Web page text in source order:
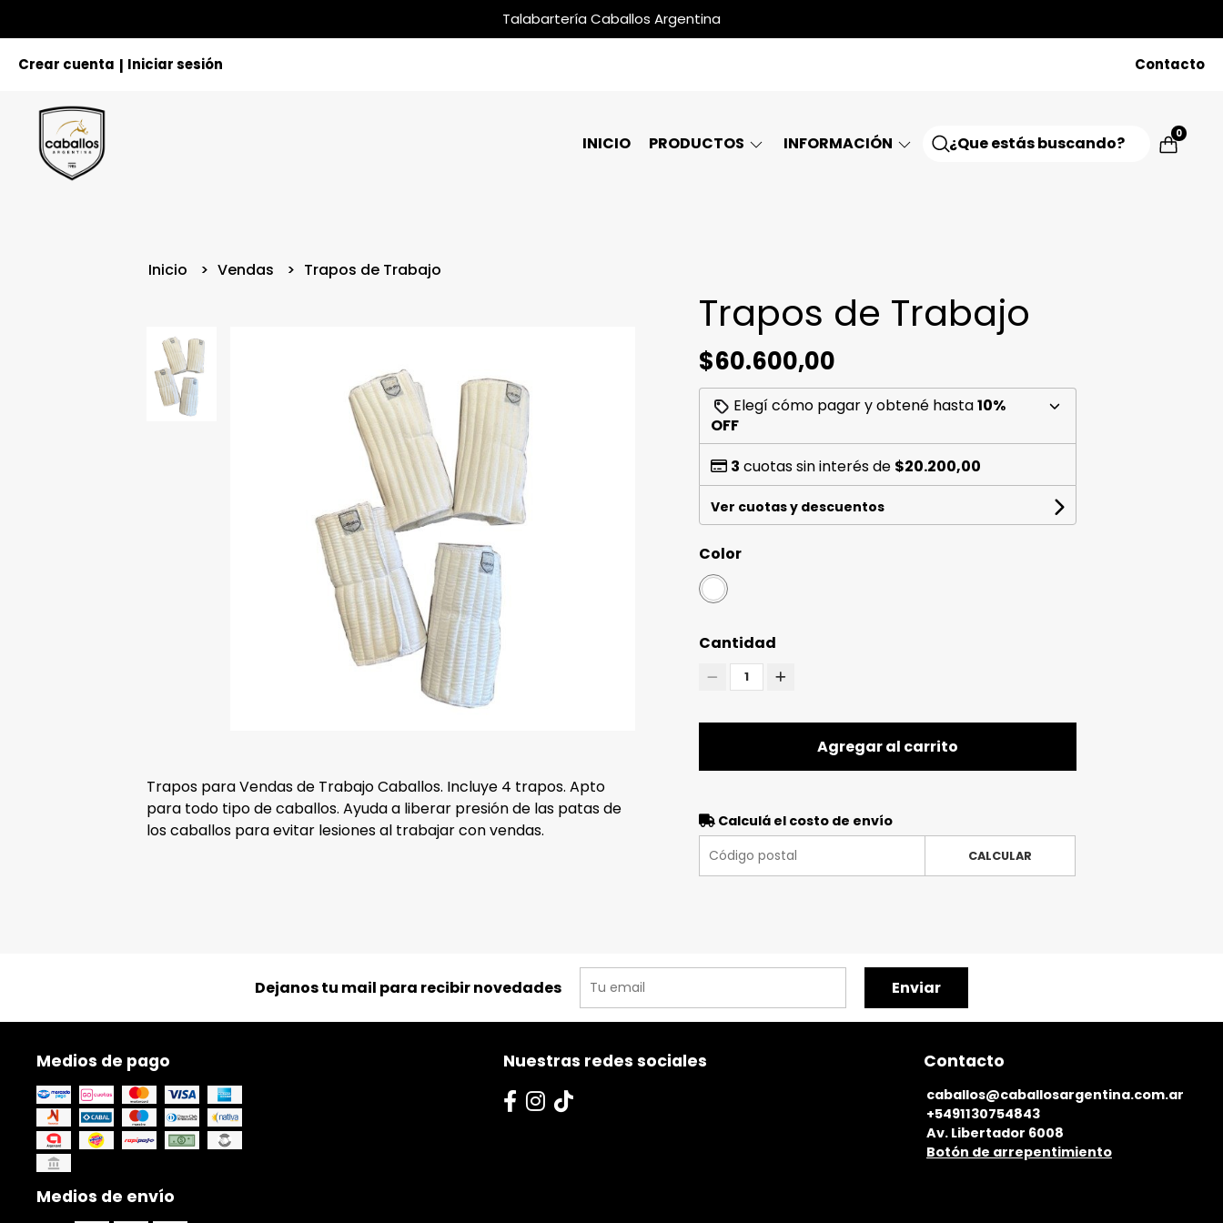
Talabartería Caballos Argentina
Crear cuenta Iniciar sesión Contacto
INICIO PRODUCTOS INFORMACIÓN 0
Inicio Vendas Trapos de Trabajo
Trapos para Vendas de Trabajo Caballos. Incluye 4 trapos. Apto
para todo tipo de caballos. Ayuda a liberar presión de las patas de
los caballos para evitar lesiones al trabajar con vendas.
Trapos de Trabajo
$60.600,00
Elegí cómo pagar y obtené hasta10%
OFF
3 cuotas sin interés de $20.200,00
Ver cuotas y descuentos
Color
Cantidad
1
Agregar al carrito
Calculá el costo de envío
CALCULAR
Dejanos tu mail para recibir novedades Enviar
Medios de pago
Medios de envío
Nuestras redes sociales Contacto
caballos@caballosargentina.com.ar
+5491130754843
Av. Libertador 6008
Botón de arrepentimiento